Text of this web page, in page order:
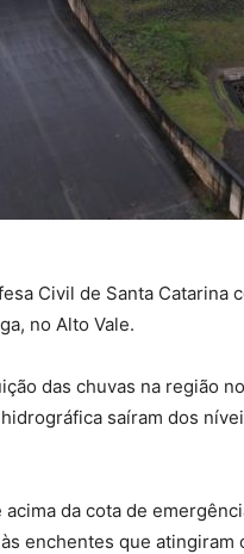
Civil de Santa Catarina
no Alto Vale.
das chuvas na região
saíram dos
da cota de
enchentes que atingiram